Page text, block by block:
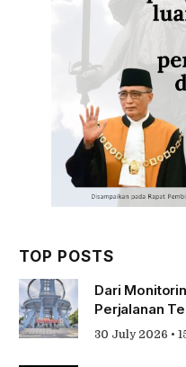
TOP POSTS
Dari
Perjalanan
30 July 2026 •